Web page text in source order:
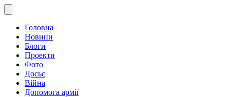
Головна
Новини
Блоги
Проекти
Фото
Досьє
Війна
Допомога армії